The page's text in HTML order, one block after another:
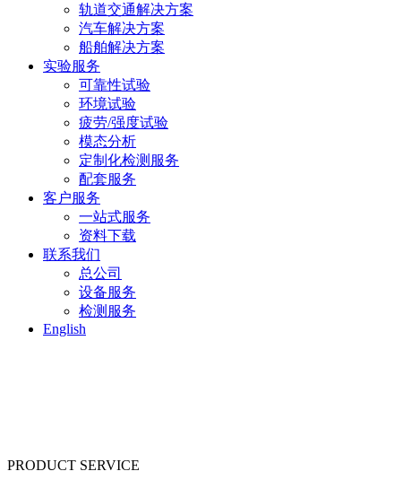
轨道交通解决方案
汽车解决方案
船舶解决方案
实验服务
可靠性试验
环境试验
疲劳/强度试验
模态分析
定制化检测服务
配套服务
客户服务
一站式服务
资料下载
联系我们
总公司
设备服务
检测服务
English
PRODUCT SERVICE